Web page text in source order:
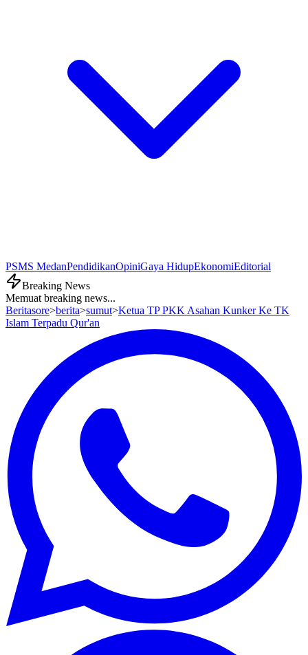
PSMS MedanPendidikanOpiniGaya HidupEkonomiEditorial
Breaking News
Memuat breaking news...
Beritasore>berita>sumut>Ketua TP PKK Asahan Kunker Ke TK
Islam Terpadu Qur'an